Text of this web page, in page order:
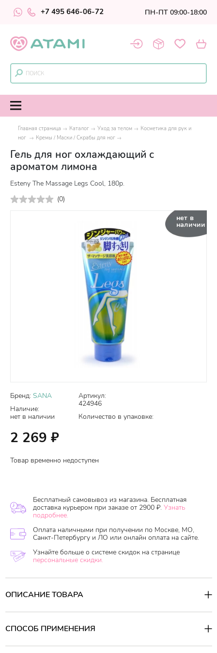
+7 495 646-06-72 ПН-ПТ 09:00-18:00
Главная страница Каталог Уход за телом
Косметика для рук и
ног
Кремы / Маски / Скрабы для ног
Гель для ног охлаждающий с
ароматом лимона
Esteny The Massage Legs Cool, 180р.
(0)
нет в
наличии
Бренд: SANA
Наличие:
нет в наличии
Артикул:
424946
Количество в упаковке:
2 269 ₽
Товар временно недоступен
Бесплатный самовывоз из магазина. Бесплатная
доставка курьером при заказе от 2900 ₽. Узнать
подробнее.
Оплата наличными при получении по Москве, МО,
Санкт-Петербургу и ЛО или онлайн оплата на сайте.
Узнайте больше о системе скидок на странице
персональные скидки.
ОПИСАНИЕ ТОВАРА
Охлаждающий гель для ног снимает усталость, охлаждает,
растительные компоненты. Снимает отечность. Обладает
освежающим ароматом лимона.
СПОСОБ ПРИМЕНЕНИЯ
Способ применения: